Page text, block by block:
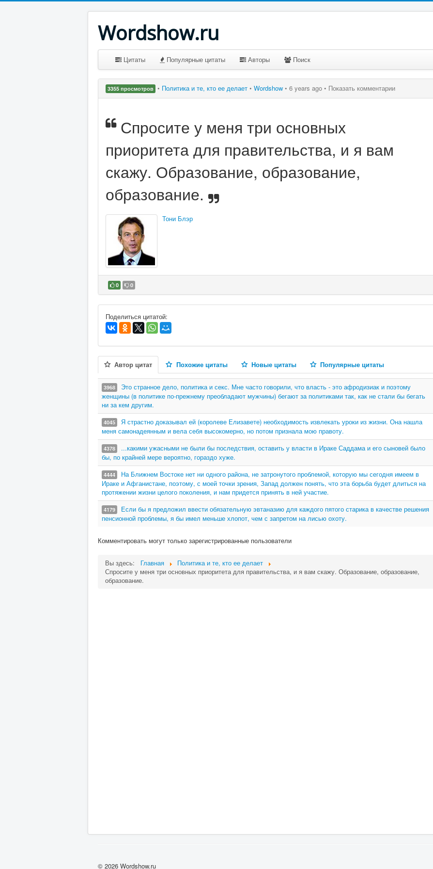
Wordshow.ru
Цитаты Популярные цитаты Авторы Поиск
3355 просмотров • Политика и те, кто ее делает • Wordshow • 6 years ago • Показать комментарии
Спросите у меня три основных
приоритета для правительства, и я вам
скажу. Образование, образование,
образование.
Тони Блэр
0 0
В избранное
Поделиться цитатой:
Автор цитат Похожие цитаты Новые цитаты Популярные цитаты
3968
Это странное дело, политика и секс. Мне часто говорили, что власть - это афродизиак и поэтому
женщины (в политике по-прежнему преобладают мужчины) бегают за политиками так, как не стали бы бегать
ни за кем другим.
4045
Я страстно доказывал ей (королеве Елизавете) необходимость извлекать уроки из жизни. Она нашла
меня самонадеянным и вела себя высокомерно, но потом признала мою правоту.
4378
...какими ужасными не были бы последствия, оставить у власти в Ираке Саддама и его сыновей было
бы, по крайней мере вероятно, гораздо хуже.
4444
На Ближнем Востоке нет ни одного района, не затронутого проблемой, которую мы сегодня имеем в
Ираке и Афганистане, поэтому, с моей точки зрения, Запад должен понять, что эта борьба будет длиться на
протяжении жизни целого поколения, и нам придется принять в ней участие.
4179
Если бы я предложил ввести обязательную эвтаназию для каждого пятого старика в качестве решения
пенсионной проблемы, я бы имел меньше хлопот, чем с запретом на лисью охоту.
Комментировать могут только зарегистрированные пользователи
Вы здесь: Главная
Политика и те, кто ее делает
Спросите у меня три основных приоритета для правительства, и я вам скажу. Образование, образование,
образование.
© 2026 Wordshow.ru